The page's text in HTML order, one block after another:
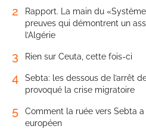
2
Rapport. La main du
preuves qui démontrent un
l’Algérie
3 Rien sur Ceuta, cette fois-ci
4
Sebta: les dessous de l’arrêt
provoqué la crise migratoire
5
Comment la ruée vers Sebta a
européen